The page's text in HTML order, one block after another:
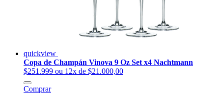
quickview
Copa de Champán Vinova 9 Oz Set x4 Nachtmann
$251.999 ou 12x de $21.000,00
Comprar